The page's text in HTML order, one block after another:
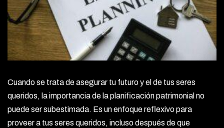
Cuando se trata de asegurar tu futuro y el de tus seres
queridos, la importancia de la planificación patrimonial no
puede ser subestimada. Es un enfoque reflexivo para
proveer a tus seres queridos, incluso después de que